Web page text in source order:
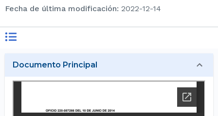
Fecha de última modificación: 2022-12-14
Documento Principal